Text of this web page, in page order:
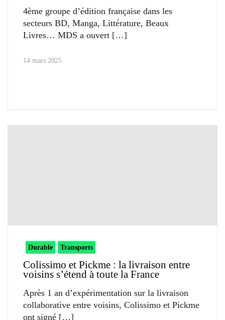
4ème groupe d’édition française dans les
secteurs BD, Manga, Littérature, Beaux
Livres… MDS a ouvert
14 mars 2025
Durable Transports
Colissimo et Pickme : la livraison entre
voisins s’étend à toute la France
Après 1 an d’expérimentation sur la livraison
collaborative entre voisins, Colissimo et Pickme
ont signé